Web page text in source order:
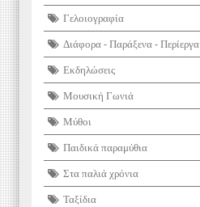
Γελοιογραφία
Διάφορα - Παράξενα - Περίεργα
Εκδηλώσεις
Μουσική Γωνιά
Μύθοι
Παιδικά παραμύθια
Στα παλιά χρόνια
Ταξίδια